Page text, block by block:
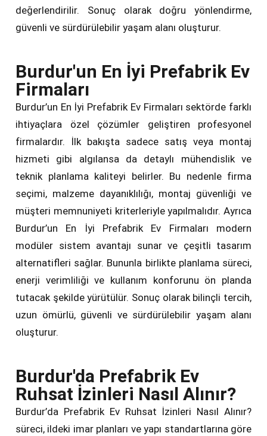
değerlendirilir. Sonuç olarak doğru yönlendirme,
güvenli ve sürdürülebilir yaşam alanı oluşturur.
Burdur'un En İyi Prefabrik Ev
Firmaları
Burdur’un En İyi Prefabrik Ev Firmaları sektörde farklı
ihtiyaçlara özel çözümler geliştiren profesyonel
firmalardır. İlk bakışta sadece satış veya montaj
hizmeti gibi algılansa da detaylı mühendislik ve
teknik planlama kaliteyi belirler. Bu nedenle firma
seçimi, malzeme dayanıklılığı, montaj güvenliği ve
müşteri memnuniyeti kriterleriyle yapılmalıdır. Ayrıca
Burdur’un En İyi Prefabrik Ev Firmaları modern
modüler sistem avantajı sunar ve çeşitli tasarım
alternatifleri sağlar. Bununla birlikte planlama süreci,
enerji verimliliği ve kullanım konforunu ön planda
tutacak şekilde yürütülür. Sonuç olarak bilinçli tercih,
uzun ömürlü, güvenli ve sürdürülebilir yaşam alanı
oluşturur.
Burdur'da Prefabrik Ev
Ruhsat İzinleri Nasıl Alınır?
Burdur’da Prefabrik Ev Ruhsat İzinleri Nasıl Alınır?
süreci, ildeki imar planları ve yapı standartlarına göre